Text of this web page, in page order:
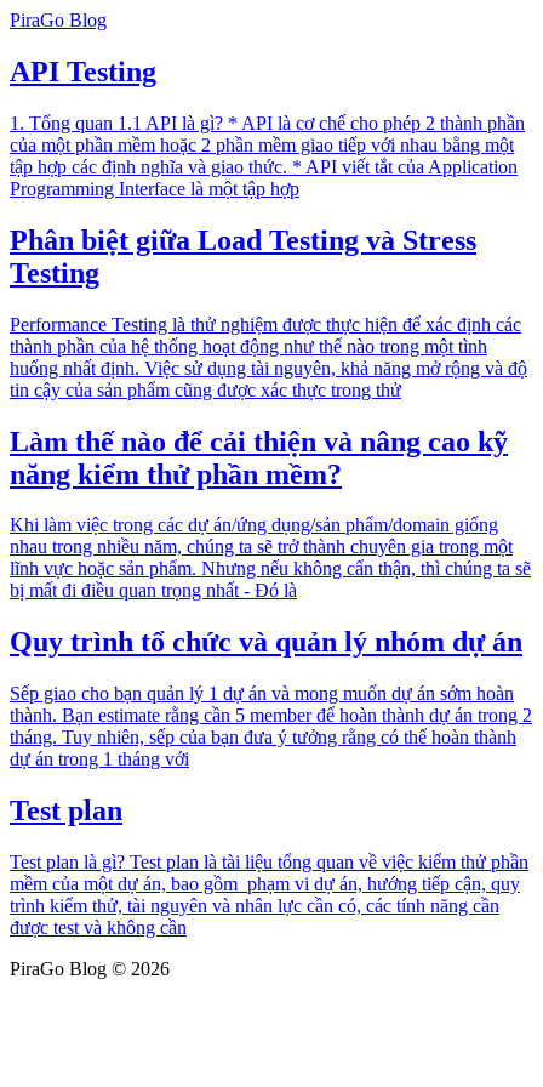
PiraGo Blog
API Testing
1. Tổng quan 1.1 API là gì? * API là cơ chế cho phép 2 thành phần
của một phần mềm hoặc 2 phần mềm giao tiếp với nhau bằng một
tập hợp các định nghĩa và giao thức. * API viết tắt của Application
Programming Interface là một tập hợp
Phân biệt giữa Load Testing và Stress
Testing
Performance Testing là thử nghiệm được thực hiện để xác định các
thành phần của hệ thống hoạt động như thế nào trong một tình
huống nhất định. Việc sử dụng tài nguyên, khả năng mở rộng và độ
tin cậy của sản phẩm cũng được xác thực trong thử
Làm thế nào để cải thiện và nâng cao kỹ
năng kiểm thử phần mềm?
Khi làm việc trong các dự án/ứng dụng/sản phẩm/domain giống
nhau trong nhiều năm, chúng ta sẽ trở thành chuyên gia trong một
lĩnh vực hoặc sản phẩm. Nhưng nếu không cẩn thận, thì chúng ta sẽ
bị mất đi điều quan trọng nhất - Đó là
Quy trình tổ chức và quản lý nhóm dự án
Sếp giao cho bạn quản lý 1 dự án và mong muốn dự án sớm hoàn
thành. Bạn estimate rằng cần 5 member để hoàn thành dự án trong 2
tháng. Tuy nhiên, sếp của bạn đưa ý tưởng rằng có thể hoàn thành
dự án trong 1 tháng với
Test plan
Test plan là gì? Test plan là tài liệu tổng quan về việc kiểm thử phần
mềm của một dự án, bao gồm phạm vi dự án, hướng tiếp cận, quy
trình kiểm thử, tài nguyên và nhân lực cần có, các tính năng cần
được test và không cần
PiraGo Blog © 2026